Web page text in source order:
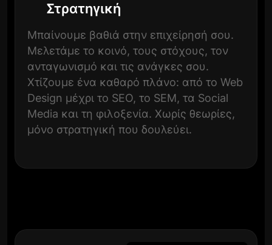
Στρατηγική
Μπαίνουμε βαθιά στην επιχείρησή σου.
Μελετάμε το κοινό, τους στόχους, τον
ανταγωνισμό και τις ανάγκες σου.
Χτίζουμε ένα καθαρό πλάνο: από το Web
Design μέχρι το SEO, το SEM, τα Social
Media και τη φιλοξενία. Χωρίς θεωρίες,
μόνο στρατηγική που δουλεύει.